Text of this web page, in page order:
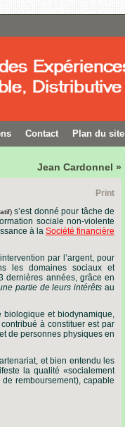
Contact Plan du site
Jean Cardonnel »
Print
s’est donné pour tâche de
sociale non-violente
àla Société financière
par l’argent, pour
les domaines sociaux et
dernières années, grâce en
partie de leurs intérêts au
biologique et biodynamique,
à constituer est par
de personnes physiques en
et bien entendu les
la qualité «socialement
remboursement), capable